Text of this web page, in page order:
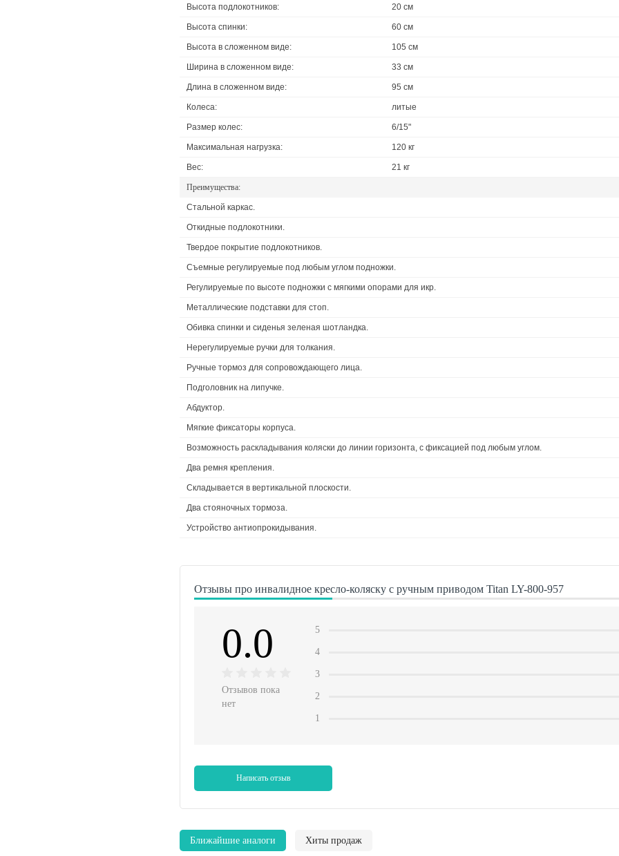
Высота подлокотников: 20 см
Высота спинки: 60 см
Высота в сложенном виде: 105 см
Ширина в сложенном виде: 33 см
Длина в сложенном виде: 95 см
Колеса: литые
Размер колес: 6/15"
Максимальная нагрузка: 120 кг
Вес: 21 кг
Преимущества:
Стальной каркас.
Откидные подлокотники.
Твердое покрытие подлокотников.
Съемные регулируемые под любым углом подножки.
Регулируемые по высоте подножки с мягкими опорами для икр.
Металлические подставки для стоп.
Обивка спинки и сиденья зеленая шотландка.
Нерегулируемые ручки для толкания.
Ручные тормоз для сопровождающего лица.
Подголовник на липучке.
Абдуктор.
Мягкие фиксаторы корпуса.
Возможность раскладывания коляски до линии горизонта, с фиксацией под любым углом.
Два ремня крепления.
Складывается в вертикальной плоскости.
Два стояночных тормоза.
Устройство антиопрокидывания.
Отзывы про инвалидное кресло-коляску с ручным приводом Titan LY-800-957
0.0
Отзывов пока
нет
5
4
3
2
1
Написать отзыв
Ближайшие аналоги Хиты продаж